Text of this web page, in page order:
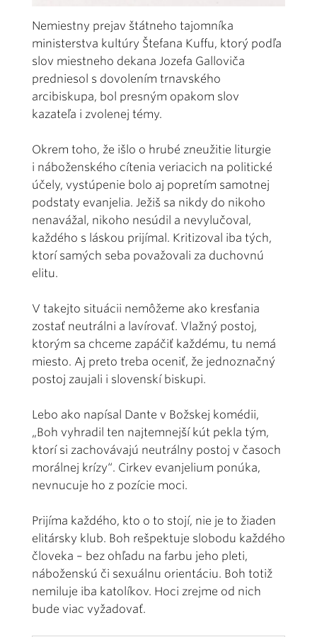
Nemiestny prejav štátneho tajomníka
ministerstva kultúry Štefana Kuffu, ktorý podľa
slov miestneho dekana Jozefa Galloviča
predniesol s dovolením trnavského
arcibiskupa, bol presným opakom slov
kazateľa i zvolenej témy.
Okrem toho, že išlo o hrubé zneužitie liturgie
i náboženského cítenia veriacich na politické
účely, vystúpenie bolo aj popretím samotnej
podstaty evanjelia. Ježiš sa nikdy do nikoho
nenavážal, nikoho nesúdil a nevylučoval,
každého s láskou prijímal. Kritizoval iba tých,
ktorí samých seba považovali za duchovnú
elitu.
V takejto situácii nemôžeme ako kresťania
zostať neutrálni a lavírovať. Vlažný postoj,
ktorým sa chceme zapáčiť každému, tu nemá
miesto. Aj preto treba oceniť, že jednoznačný
postoj zaujali i slovenskí biskupi.
Lebo ako napísal Dante v Božskej komédii,
„Boh vyhradil ten najtemnejší kút pekla tým,
ktorí si zachovávajú neutrálny postoj v časoch
morálnej krízy“. Cirkev evanjelium ponúka,
nevnucuje ho z pozície moci.
Prijíma každého, kto o to stojí, nie je to žiaden
elitársky klub. Boh rešpektuje slobodu každého
človeka – bez ohľadu na farbu jeho pleti,
náboženskú či sexuálnu orientáciu. Boh totiž
nemiluje iba katolíkov. Hoci zrejme od nich
bude viac vyžadovať.